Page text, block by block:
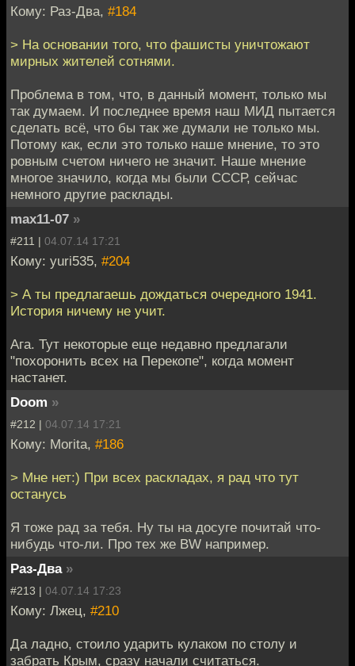
Кому: Раз-Два, #184
> На основании того, что фашисты уничтожают
мирных жителей сотнями.
Проблема в том, что, в данный момент, только мы
так думаем. И последнее время наш МИД пытается
сделать всё, что бы так же думали не только мы.
Потому как, если это только наше мнение, то это
ровным счетом ничего не значит. Наше мнение
многое значило, когда мы были СССР, сейчас
немного другие расклады.
max11-07 »
#211 | 04.07.14 17:21
Кому: yuri535, #204
> А ты предлагаешь дождаться очередного 1941.
История ничему не учит.
Ага. Тут некоторые еще недавно предлагали
"похоронить всех на Перекопе", когда момент
настанет.
Doom »
#212 | 04.07.14 17:21
Кому: Morita, #186
> Мне нет:) При всех раскладах, я рад что тут
останусь
Я тоже рад за тебя. Ну ты на досуге почитай что-
нибудь что-ли. Про тех же BW например.
Раз-Два »
#213 | 04.07.14 17:23
Кому: Лжец, #210
Да ладно, стоило ударить кулаком по столу и
забрать Крым, сразу начали считаться.